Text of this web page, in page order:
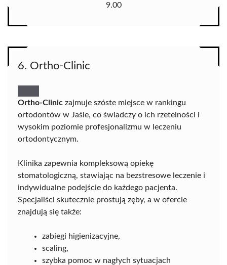
9.00
6. Ortho-Clinic
Ortho-Clinic zajmuje szóste miejsce w rankingu
ortodontów w Jaśle, co świadczy o ich rzetelności i
wysokim poziomie profesjonalizmu w leczeniu
ortodontycznym.
Klinika zapewnia kompleksową opiekę
stomatologiczną, stawiając na bezstresowe leczenie i
indywidualne podejście do każdego pacjenta.
Specjaliści skutecznie prostują zęby, a w ofercie
znajdują się także:
zabiegi higienizacyjne,
scaling,
szybka pomoc w nagłych sytuacjach